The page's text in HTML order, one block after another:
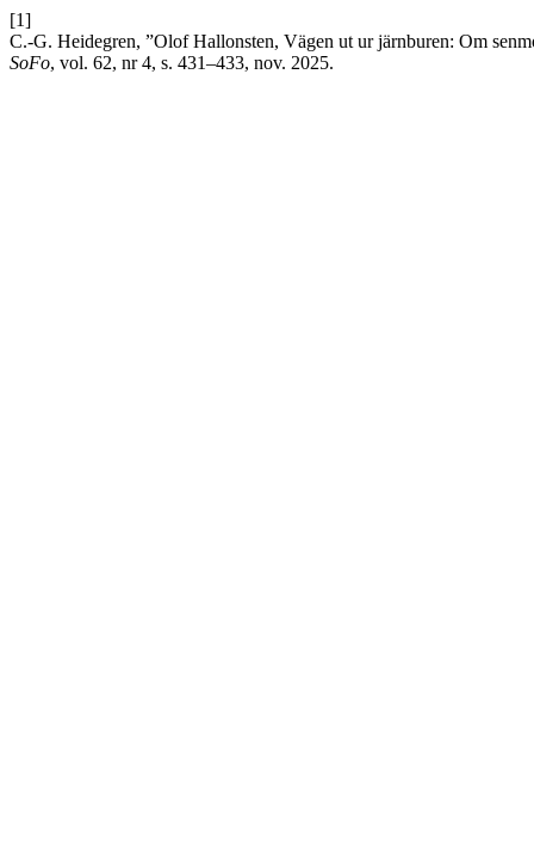
[1]
C.-G. Heidegren, ”Olof Hallonsten, Vägen ut ur järnburen: Om
SoFo, vol. 62, nr 4, s. 431–433, nov. 2025.